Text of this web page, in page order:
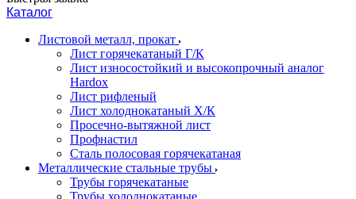
Каталог
Листовой металл, прокат
Лист горячекатаный Г/К
Лист износостойкий и высокопрочный аналог
Hardox
Лист рифленый
Лист холоднокатаный Х/К
Просечно-вытяжной лист
Профнастил
Сталь полосовая горячекатаная
Металлические стальные трубы
Трубы горячекатаные
Трубы холоднокатаные